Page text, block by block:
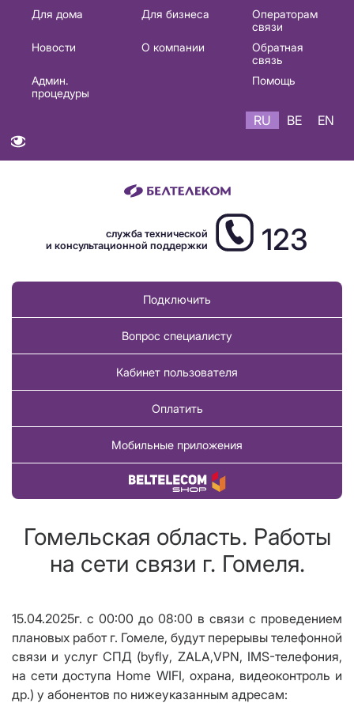
Основная
навигация
Для дома Для бизнеса
Операторам
связи
Новости
О компании
Обратная
связь
Админ.
процедуры
Помощь
RU BE EN
служба технической
и консультационной поддержки
123
Подключить
Вопрос специалисту
Кабинет пользователя
Оплатить
Мобильные приложения
Купить товар
Гомельская область. Работы
на сети связи г. Гомеля.
15.04.2025г. с 00:00 до 08:00 в связи с проведением
плановых работ г. Гомеле, будут перерывы телефонной
связи и услуг СПД (byfly, ZALA,VPN, IMS-телефония,
на сети доступа Home WIFI, охрана, видеоконтроль и
др.) у абонентов по нижеуказанным адресам: